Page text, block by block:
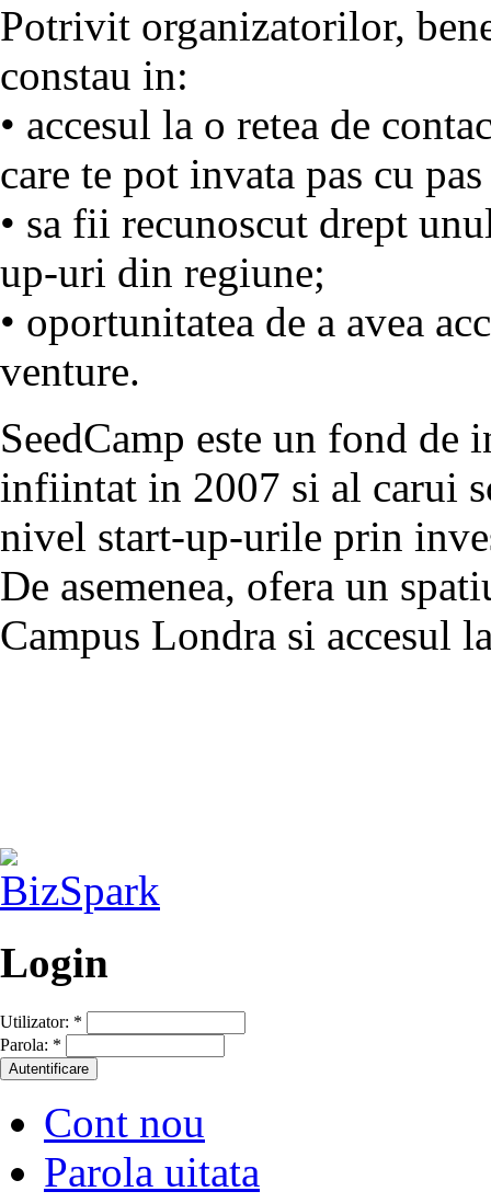
Potrivit organizatorilor,
constau in:
• accesul la o retea de
care te pot invata pas cu
• sa fii recunoscut drept
up-uri din regiune;
• oportunitatea de a avea
venture.
SeedCamp este un fond
infiintat in 2007 si al carui
nivel start-up-urile prin
De asemenea, ofera un
Campus Londra si accesul
Login
Utilizator: *
Parola: *
Cont nou
Parola uitata